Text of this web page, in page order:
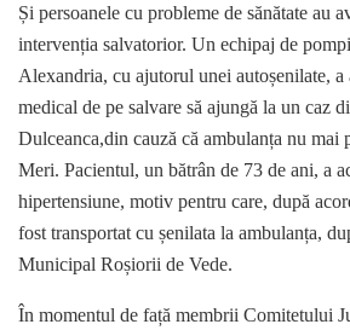
Și persoanele cu probleme de sănătate au
intervenția salvatorior. Un echipaj de
Alexandria, cu ajutorul unei autoșenilate, a
medical de pe salvare să ajungă la un caz
Dulceanca,din cauză că ambulanța nu mai
Meri. Pacientul, un bătrân de 73 de ani, a
hipertensiune, motiv pentru care, după
fost transportat cu șenilata la ambulanța,
Municipal Roșiorii de Vede.
În momentul de față membrii Comitetului